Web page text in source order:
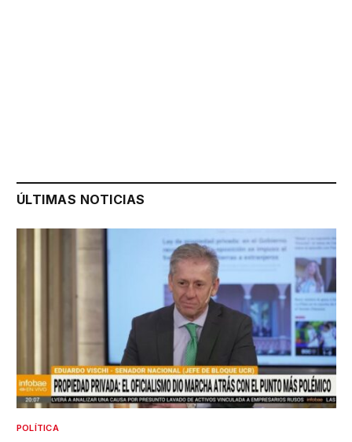
ÚLTIMAS NOTICIAS
POLÍTICA